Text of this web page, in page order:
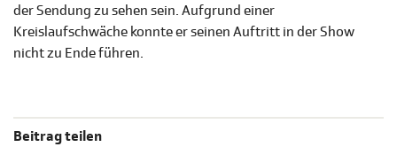
der Sendung zu sehen sein. Aufgrund einer
Kreislaufschwäche konnte er seinen Auftritt in der Show
nicht zu Ende führen.
Beitrag teilen